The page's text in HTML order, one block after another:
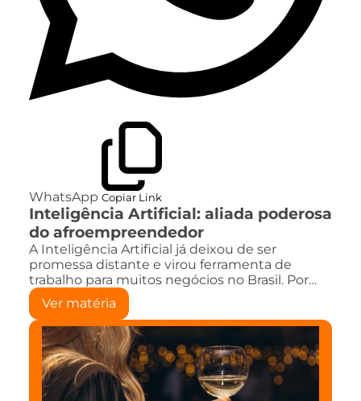
WhatsApp Copiar Link
Inteligência Artificial: aliada poderosa
do afroempreendedor
A Inteligência Artificial já deixou de ser
promessa distante e virou ferramenta de
trabalho para muitos negócios no Brasil. Por…
Ver matéria